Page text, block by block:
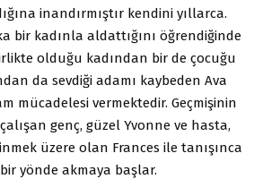
inandırmıştır kendini yıllarca.
bir kadınla aldattığını öğrendiğinde
olduğu kadından bir de çocuğu
da sevdiği adamı kaybeden Ava
mücadelesi vermektedir. Geçmişinin
genç, güzel Yvonne ve hasta,
üzere olan Frances ile tanışınca
yönde akmaya başlar.